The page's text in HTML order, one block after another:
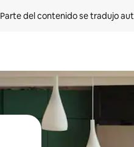
Parte del contenido se tradujo